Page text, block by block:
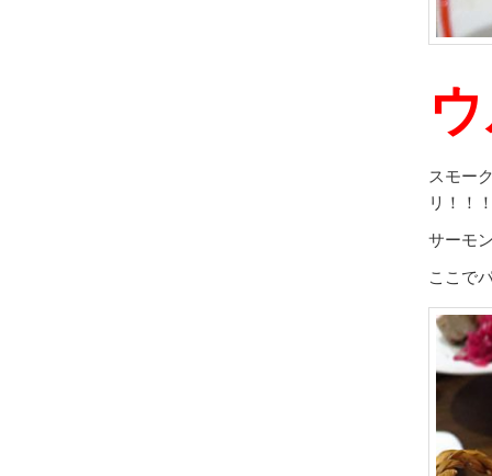
スモー
リ！！
サーモ
ここで